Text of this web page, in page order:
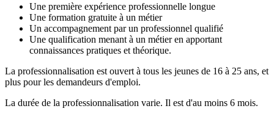
Une première expérience professionnelle longue
Une formation gratuite à un métier
Un accompagnement par un professionnel qualifié
Une qualification menant à un métier en apportant
connaissances pratiques et théorique.
La professionnalisation est ouvert à tous les jeunes de 16 à 25 ans, et
plus pour les demandeurs d'emploi.
La durée de la professionnalisation varie. Il est d'au moins 6 mois.